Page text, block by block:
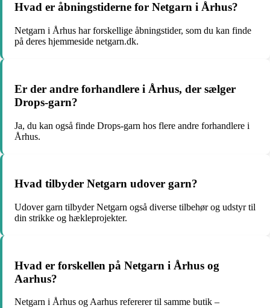
Hvad er åbningstiderne for Netgarn i Århus?
Netgarn i Århus har forskellige åbningstider, som du kan finde
på deres hjemmeside netgarn.dk.
Er der andre forhandlere i Århus, der sælger
Drops-garn?
Ja, du kan også finde Drops-garn hos flere andre forhandlere i
Århus.
Hvad tilbyder Netgarn udover garn?
Udover garn tilbyder Netgarn også diverse tilbehør og udstyr til
din strikke og hækleprojekter.
Hvad er forskellen på Netgarn i Århus og
Aarhus?
Netgarn i Århus og Aarhus refererer til samme butik –